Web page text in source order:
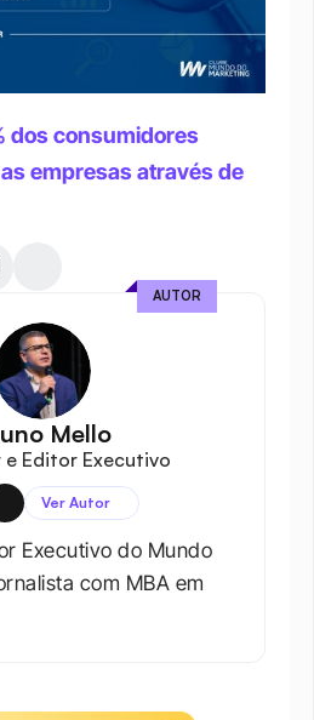
dos consumidores
empresas através de
Mello
e Editor Executivo
Ver Autor
Executivo do Mundo
com MBA em
AUTOR